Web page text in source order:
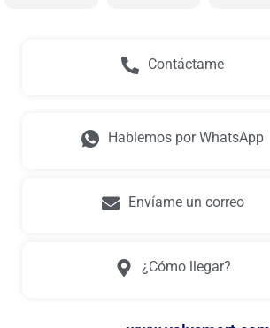
Contáctame
Hablemos por WhatsApp
Envíame un correo
¿Cómo llegar?